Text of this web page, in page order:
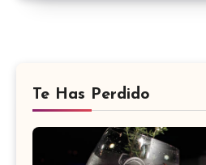
Te Has Perdido